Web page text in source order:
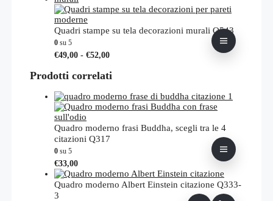
Quadri stampe su tela decorazioni murali Q543
0 su 5
€49,00 - €52,00Fascia
prezzo:
€49,00
a
€52,00
Questo
ha
varianti.
Le
possono
essere
del
prodotto
Prodotti correlati
Quadro moderno frasi Buddha, scegli tra le 4
citazioni Q317
0 su 5
€33,00Questo
prodotto
ha
Quadro moderno Albert Einstein citazione Q333-
3